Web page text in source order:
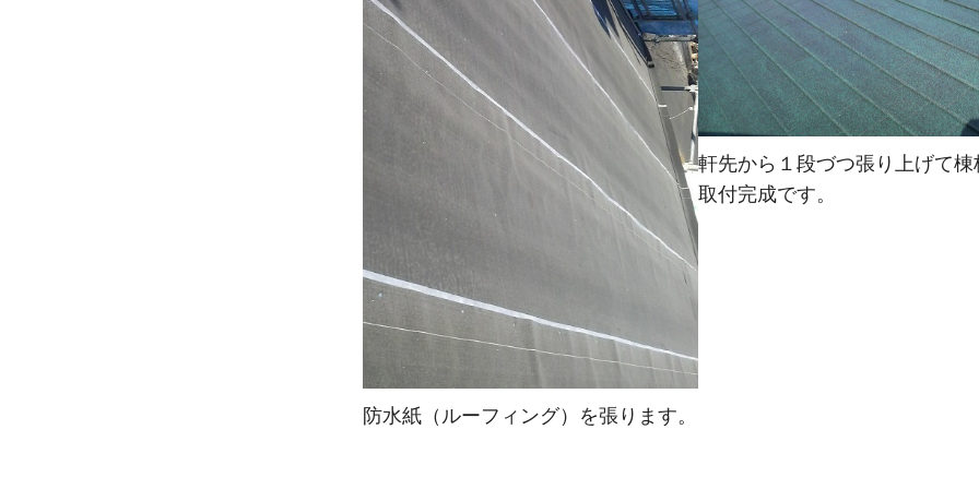
防水紙（ルーフィング）を張ります。
軒先から１段づつ張り上げて棟
取付完成です。